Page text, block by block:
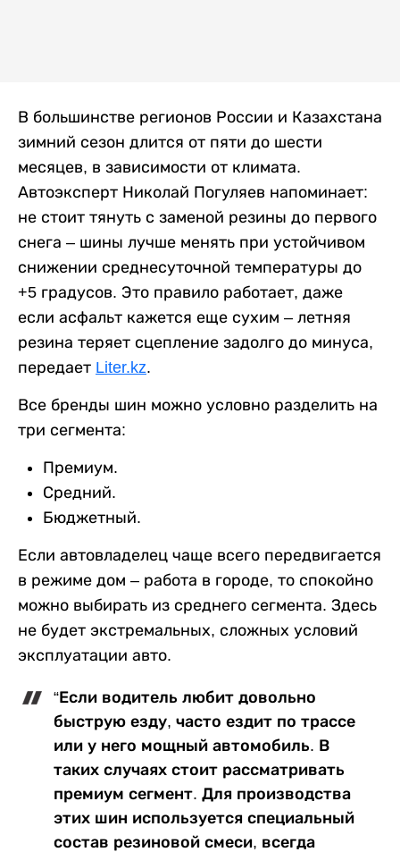
В большинстве регионов России и Казахстана
зимний сезон длится от пяти до шести
месяцев, в зависимости от климата.
Автоэксперт Николай Погуляев напоминает:
не стоит тянуть с заменой резины до первого
снега – шины лучше менять при устойчивом
снижении среднесуточной температуры до
+5 градусов. Это правило работает, даже
если асфальт кажется еще сухим – летняя
резина теряет сцепление задолго до минуса,
передает Liter.kz.
Все бренды шин можно условно разделить на
три сегмента:
Премиум.
Средний.
Бюджетный.
Если автовладелец чаще всего передвигается
в режиме дом – работа в городе, то спокойно
можно выбирать из среднего сегмента. Здесь
не будет экстремальных, сложных условий
эксплуатации авто.
“Если водитель любит довольно
быструю езду, часто ездит по трассе
или у него мощный автомобиль. В
таких случаях стоит рассматривать
премиум сегмент. Для производства
этих шин используется специальный
состав резиновой смеси, всегда